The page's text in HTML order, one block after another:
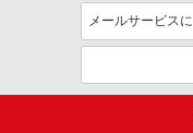
メールサービス